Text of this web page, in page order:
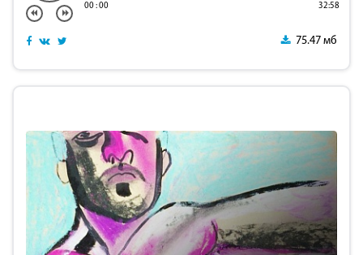
00:00 32:58
75.47 мб